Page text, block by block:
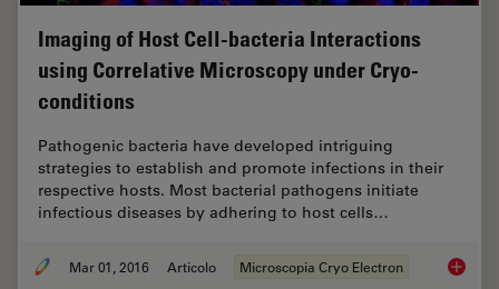
Imaging of Host Cell-bacteria Interactions
using Correlative Microscopy under Cryo-
conditions
Pathogenic bacteria have developed intriguing
strategies to establish and promote infections in their
respective hosts. Most bacterial pathogens initiate
infectious diseases by adhering to host cells…
Mar 01, 2016 Articolo Microscopia Cryo Electron